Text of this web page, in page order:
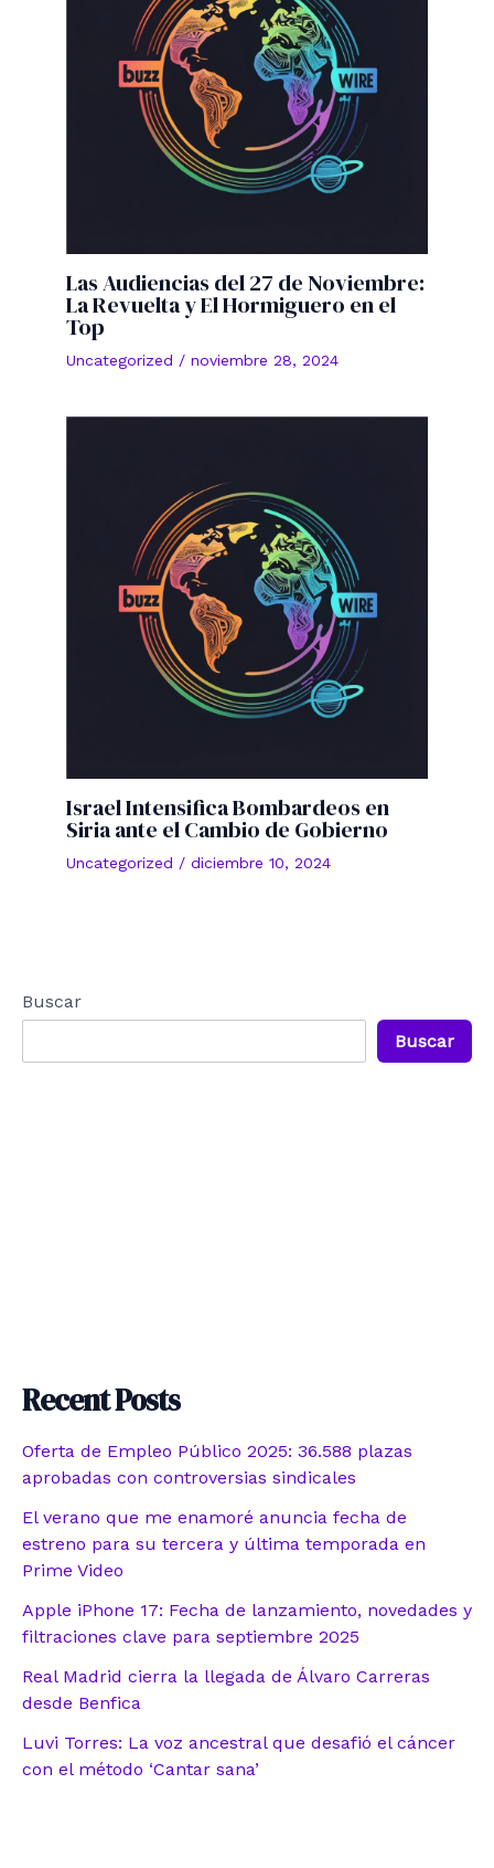
Las Audiencias del 27 de Noviembre:
La Revuelta y El Hormiguero en el
Top
Uncategorized / noviembre 28, 2024
Israel Intensifica Bombardeos en
Siria ante el Cambio de Gobierno
Uncategorized / diciembre 10, 2024
Buscar
Buscar
Recent Posts
Oferta de Empleo Público 2025: 36.588 plazas
aprobadas con controversias sindicales
El verano que me enamoré anuncia fecha de
estreno para su tercera y última temporada en
Prime Video
Apple iPhone 17: Fecha de lanzamiento, novedades y
filtraciones clave para septiembre 2025
Real Madrid cierra la llegada de Álvaro Carreras
desde Benfica
Luvi Torres: La voz ancestral que desafió el cáncer
con el método ‘Cantar sana’